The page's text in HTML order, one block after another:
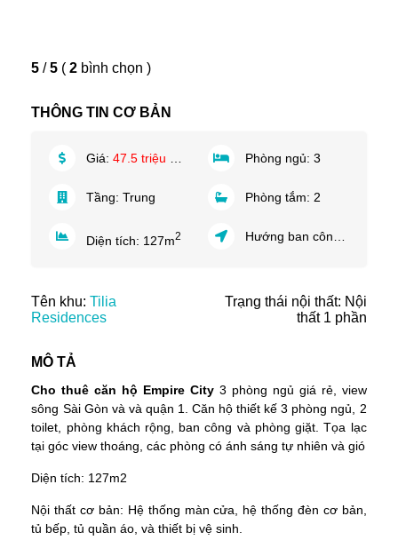
5 / 5 ( 2 bình chọn)
THÔNG TIN CƠ BẢN
Giá:47.5 triệu VND/tháng Phòng ngủ: 3
Tầng:Trung Phòng tắm: 2
Diện tích: 127m2 Hướng ban công:
Tên khu:Tilia
Residences
Trạng thái nội thất: Nội
thất 1 phần
MÔ TẢ
Cho thuê căn hộ Empire City 3 phòng ngủ giá rẻ, view
sông Sài Gòn và và quận 1. Căn hộ thiết kế 3 phòng ngủ, 2
toilet, phòng khách rộng, ban công và phòng giặt. Tọa lạc
tại góc view thoáng, các phòng có ánh sáng tự nhiên và gió
Diện tích: 127m2
Nội thất cơ bản: Hệ thống màn cửa, hệ thống đèn cơ bản,
tủ bếp, tủ quần áo, và thiết bị vệ sinh.